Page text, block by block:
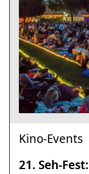
Kino-Events
21. Seh-